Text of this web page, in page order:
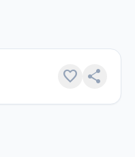
favorite share